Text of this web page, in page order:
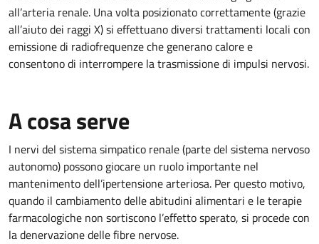
all’arteria renale. Una volta posizionato correttamente (grazie
all’aiuto dei raggi X) si effettuano diversi trattamenti locali con
emissione di radiofrequenze che generano calore e
consentono di interrompere la trasmissione di impulsi nervosi.
A cosa serve
I nervi del sistema simpatico renale (parte del sistema nervoso
autonomo) possono giocare un ruolo importante nel
mantenimento dell’ipertensione arteriosa. Per questo motivo,
quando il cambiamento delle abitudini alimentari e le terapie
farmacologiche non sortiscono l’effetto sperato, si procede con
la denervazione delle fibre nervose.